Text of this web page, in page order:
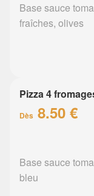
Base sauce
fraîches, olives
Pizza 4
Dès 8.50 €
Base sauce
bleu